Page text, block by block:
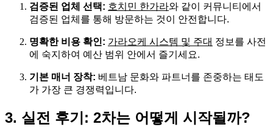
검증된 업체 선택: 호치민 한가라와 같이 커뮤니티에서
검증된 업체를 통해 방문하는 것이 안전합니다.
명확한 비용 확인: 가라오케 시스템 및 주대 정보를 사전
에 숙지하여 예산 범위 안에서 즐기세요.
기본 매너 장착: 베트남 문화와 파트너를 존중하는 태도
가 가장 큰 경쟁력입니다.
3. 실전 후기: 2차는 어떻게 시작될까?